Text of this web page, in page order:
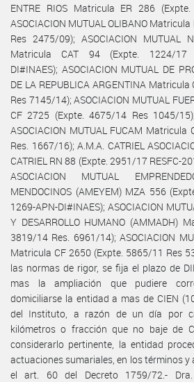
ENTRE RIOS Matricula ER 286
ASOCIACION MUTUAL OLIBANO
Res 2475/09); ASOCIACION MUTUAL
Matricula CAT 94 (Expte. 1224/17
DI#INAES); ASOCIACION MUTUAL DE
DE LA REPUBLICA ARGENTINA
Res 7145/14); ASOCIACION MUTUAL
CF 2725 (Expte. 4675/14 Res 1045/15);
ASOCIACION MUTUAL FUCAM
Res. 1667/16); A.M.A. CATRIEL
CATRIEL RN 88 (Expte. 2951/17 RESFC-
ASOCIACION MUTUAL
MENDOCINOS (AMEYEM) MZA 556
1269-APN-DI#INAES); ASOCIACION
Y DESARROLLO HUMANO (AMMADH)
3819/14 Res. 6961/14); ASOCIACION
Matricula CF 2650 (Expte. 5865/11 Res
las normas de rigor, se fija el plazo de
mas la ampliación que pudiere
domiciliarse la entidad a mas de CIEN
del Instituto, a razón de un día por
kilómetros o fracción que no baje de
considerarlo pertinente, la entidad
actuaciones sumariales, en los términos y
el art. 60 del Decreto 1759/72.- Dra.